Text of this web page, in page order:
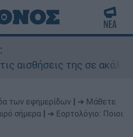
σε ακάλυπτο
των εφημερίδων
➔ Μάθετε
σήμερα
➔ Εορτολόγιο: Ποιοι